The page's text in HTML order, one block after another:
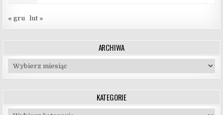
« gru lut »
ARCHIWA
Archiwa
KATEGORIE
Kategorie